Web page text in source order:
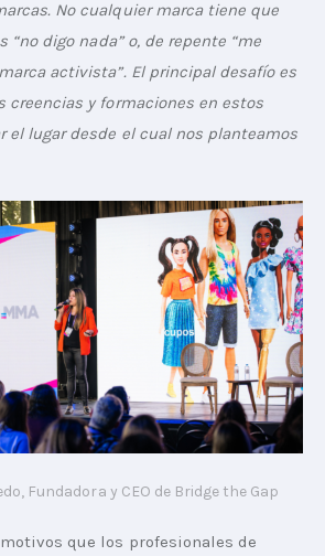
No cualquier marca tiene que
“no digo nada” o, de repente “me
activista”. El principal desafío es
creencias y formaciones en estos
el lugar desde el cual nos planteamos
Fundadora y CEO de Bridge the Gap
que los profesionales de